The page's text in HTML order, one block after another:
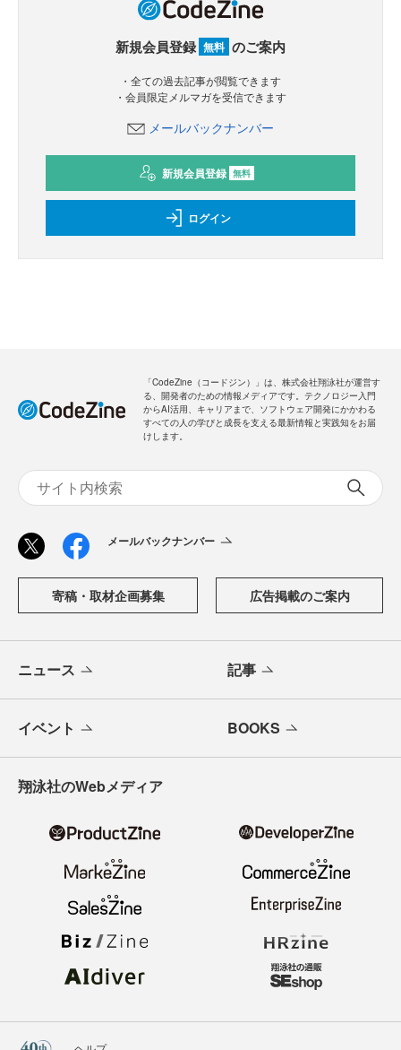
新規会員登録 無料 のご案内
・全ての過去記事が閲覧できます
・会員限定メルマガを受信できます
メールバックナンバー
新規会員登録 無料
ログイン
「CodeZine（コードジン）」は、株式会社翔泳社が運営す
る、開発者のための情報メディアです。テクノロジー入門
からAI活用、キャリアまで、ソフトウェア開発にかかわる
すべての人の学びと成長を支える最新情報と実践知をお届
けします。
メールバックナンバー
寄稿・取材企画募集 広告掲載のご案内
ニュース 記事
イベント BOOKS
翔泳社のWebメディア